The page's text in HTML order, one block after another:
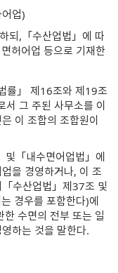
업)
되,「수산업법」에 따
허어업 등으로 기재한
률」 제16조와 제19조
그 주된 사무소를 이
이 조합의 조합원이
「내수면어업법」에
을 경영하거나, 이 조
수산업법」제37조 및
경우를 포함한다)에
수면의 전부 또는 일
하는 것을 말한다.